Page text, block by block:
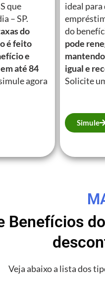
que
– SP.
do
é feito
e
até 84
agora
ideal para
do
pode
igual e
Solicite
Simule
Benefícios
Veja abaixo a lista dos